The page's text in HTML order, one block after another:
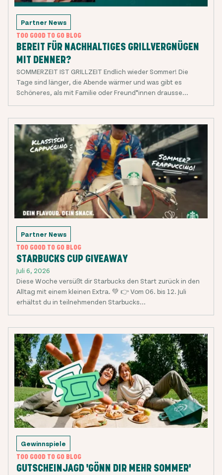
Partner News
TOO GOOD TO GO BLOG
BEREIT FÜR NACHHALTIGES GRILLVERGNÜGEN
MIT DENNER?
SOMMERZEIT IST GRILLZEIT Endlich wieder Sommer! Die
Tage sind länger, die Abende wärmer und was gibt es
Schöneres, als mit Familie oder Freund*innen drausse...
Partner News
TOO GOOD TO GO BLOG
STARBUCKS CUP GIVEAWAY
Juli 6, 2026
Diese Woche versüßt dir Starbucks den Start zurück in den
Alltag mit einem kleinen Extra. 💚 👉 Vom 06. bis 12. Juli
erhältst du in teilnehmenden Starbucks...
Gewinnspiele
TOO GOOD TO GO BLOG
GUTSCHEINJAGD 'GÖNN DIR MEHR SOMMER'